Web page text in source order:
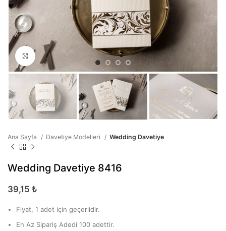
Büyütmek için tıklayın
Ana Sayfa Davetiye Modelleri Wedding Davetiye
Wedding Davetiye 8416
39,15 ₺
Fiyat, 1 adet için geçerlidir.
En Az Sipariş Adedi 100 adettir.